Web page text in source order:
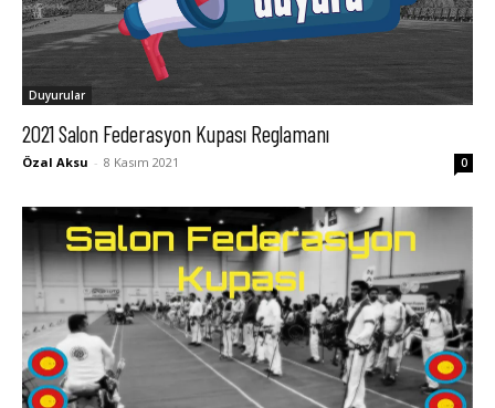
Duyurular
2021 Salon Federasyon Kupası Reglamanı
Özal Aksu - 8 Kasım 2021 0